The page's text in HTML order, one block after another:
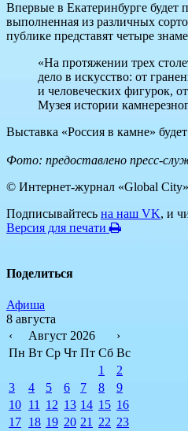
Впервые в Екатеринбурге
выполненная из различных
публике представят четыре
«На протяжении трех
дело в искусство: от
и человеческих фигурок,
Музея истории
Выставка «Россия в камне»
Фото: предоставлено пресс-
© Интернет-журнал «Global City»
Подписывайтесь на наш VK, и
Версия для печати
Поделиться
Афиша
8 августа
‹
Август 2026
›
Пн Вт Ср Чт Пт Сб Вс
1
2
3
4 5 6 7 8
9
10 11 12 13 14 15 16
17 18 19 20 21 22 23